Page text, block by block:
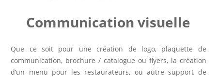
Communication visuelle
Que ce soit pour une création de logo, plaquette de
communication, brochure / catalogue ou flyers, la création
d’un menu pour les restaurateurs, ou autre support de